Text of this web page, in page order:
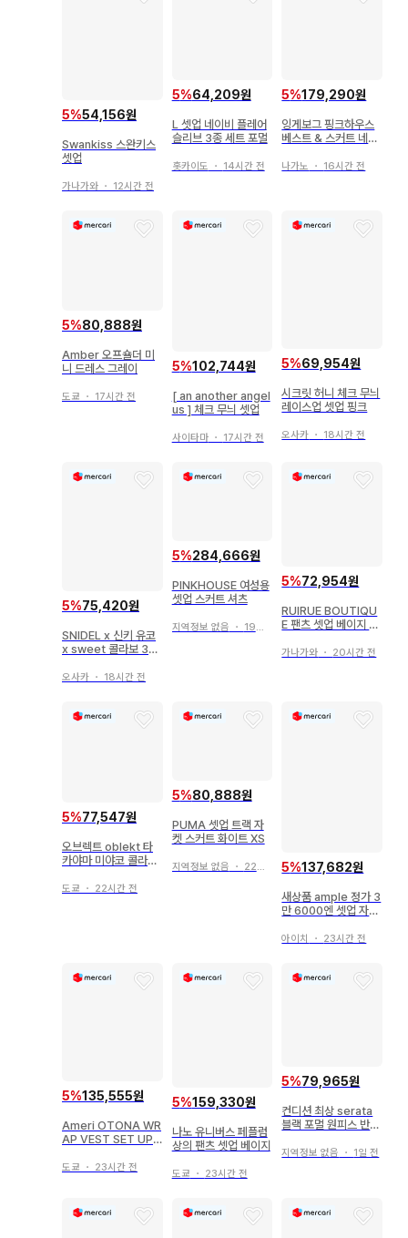
5%54,156원
Swankiss 스완키스
셋업
가나가와 ・ 12시간 전
5%64,209원
L 셋업 네이비 플레어
슬리브 3종 세트 포멀
홋카이도 ・ 14시간 전
5%179,290원
잉게보그 핑크하우스
베스트 & 스커트 네이
나가노 ・ 16시간 전
5%80,888원
Amber 오프숄더 미
니 드레스 그레이
도쿄 ・ 17시간 전
5%102,744원
[ an another angel
us ] 체크 무늬 셋업
사이타마・ 17시간 전
5%69,954원
시크릿 허니 체크 무늬
레이스업 셋업 핑크
오사카 ・ 18시간 전
5%75,420원
SNIDEL x 신키 유코
x sweet 콜라보 3종
오사카 ・ 18시간 전
5%284,666원
PINKHOUSE 여성용
셋업 스커트 셔츠
지역정보 없음 ・ 19시간 전
5%72,954원
RUIRUE BOUTIQU
E 팬츠 셋업 베이지 새
가나가와 ・ 20시간 전
5%77,547원
오브렉트 oblekt 타
카야마 미야코 콜라보
데님
도쿄 ・ 22시간 전
5%80,888원
PUMA 셋업 트랙 자
켓 스커트 화이트 XS
지역정보 없음 ・ 22시간 전 5%137,682원
새상품 ample 정가 3
만 6000엔 셋업 자켓
아이치 ・ 23시간 전
5%135,555원
Ameri OTONA WR
AP VEST SET UP
도쿄 ・ 23시간 전
5%159,330원
나노 유니버스 페플럼
상의 팬츠 셋업 베이지
도쿄 ・ 23시간 전
5%79,965원
컨디션 최상 serata
블랙 포멀 원피스 반팔
지역정보 없음 ・ 1일 전